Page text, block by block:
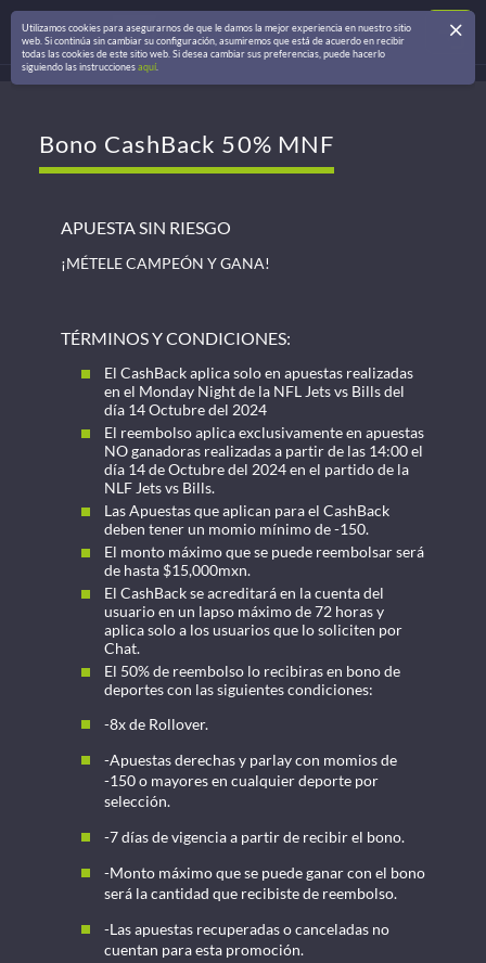
Bono CashBack 50% MNF
APUESTA SIN RIESGO
¡MÉTELE CAMPEÓN Y GANA!
TÉRMINOS Y CONDICIONES:
El CashBack aplica solo en apuestas realizadas
en el Monday Night de la NFL Jets vs Bills del
día 14 Octubre del 2024
El reembolso aplica exclusivamente en apuestas
NO ganadoras realizadas a partir de las 14:00 el
día 14 de Octubre del 2024 en el partido de la
NLF Jets vs Bills.
Las Apuestas que aplican para el CashBack
deben tener un momio mínimo de -150.
El monto máximo que se puede reembolsar será
de hasta $15,000mxn.
El CashBack se acreditará en la cuenta del
usuario en un lapso máximo de 72 horas y
aplica solo a los usuarios que lo soliciten por
Chat.
El 50% de reembolso lo recibiras en bono de
deportes con las siguientes condiciones:
-8x de Rollover.
-Apuestas derechas y parlay con momios de
-150 o mayores en cualquier deporte por
selección.
-7 días de vigencia a partir de recibir el bono.
-Monto máximo que se puede ganar con el bono
será la cantidad que recibiste de reembolso.
-Las apuestas recuperadas o canceladas no
cuentan para esta promoción.
Utilizamos cookies para asegurarnos de que le damos la mejor experiencia en nuestro sitio
web. Si continúa sin cambiar su configuración, asumiremos que está de acuerdo en recibir
todas las cookies de este sitio web. Si desea cambiar sus preferencias, puede hacerlo
siguiendo las instruccionesaquí